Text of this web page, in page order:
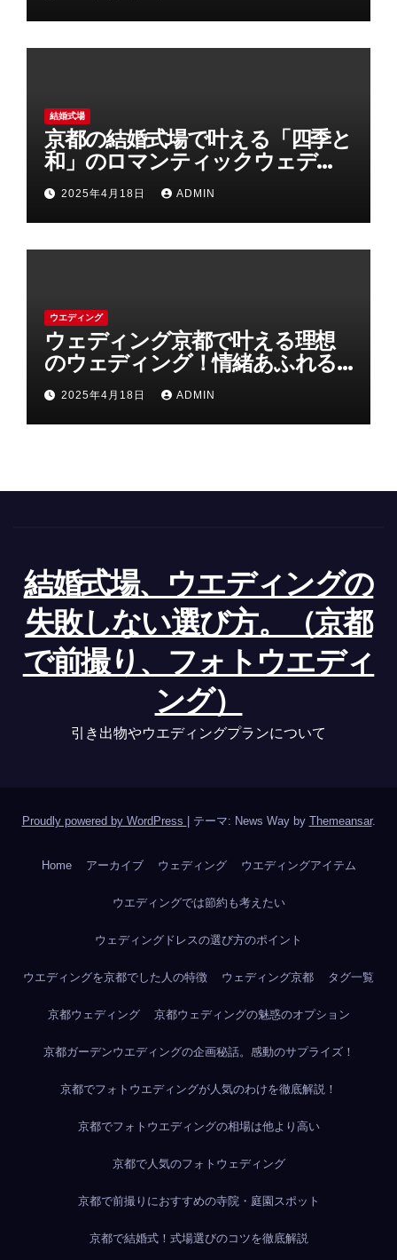
結婚式場
京都の結婚式場で叶える「四季と
和」のロマンティックウェディ
ング
2025年4月18日 ADMIN
ウエディング
ウェディング京都で叶える理想
のウェディング！情緒あふれる
古都の結婚式の魅力
2025年4月18日 ADMIN
結婚式場、ウエディングの
失敗しない選び方。（京都
で前撮り、フォトウエディ
ング）
引き出物やウエディングプランについて
Proudly powered by WordPress テーマ: News Way by Themeansar.
Home アーカイブ ウェディング ウエディングアイテム
ウエディングでは節約も考えたい
ウェディングドレスの選び方のポイント
ウエディングを京都でした人の特徴 ウェディング京都 タグ一覧
京都ウェディング 京都ウェディングの魅惑のオプション
京都ガーデンウエディングの企画秘話。感動のサプライズ！
京都でフォトウエディングが人気のわけを徹底解説！
京都でフォトウエディングの相場は他より高い
京都で人気のフォトウェディング
京都で前撮りにおすすめの寺院・庭園スポット
京都で結婚式！式場選びのコツを徹底解説